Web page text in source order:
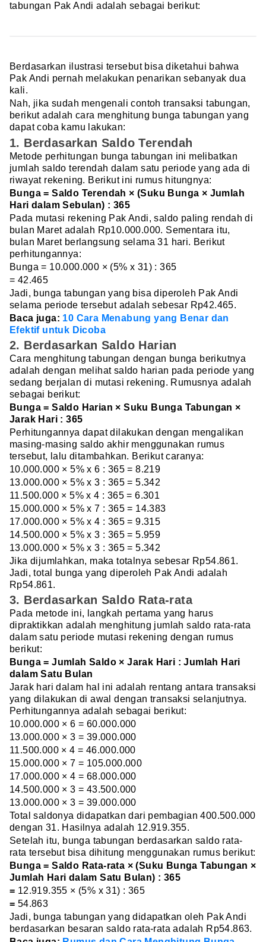
tabungan Pak Andi adalah sebagai berikut:
Berdasarkan ilustrasi tersebut bisa diketahui bahwa
Pak Andi pernah melakukan penarikan sebanyak dua
kali.
Nah, jika sudah mengenali contoh transaksi tabungan,
berikut adalah cara menghitung bunga tabungan yang
dapat coba kamu lakukan:
1. Berdasarkan Saldo Terendah
Metode perhitungan bunga tabungan ini melibatkan
jumlah saldo terendah dalam satu periode yang ada di
riwayat rekening. Berikut ini rumus hitungnya:
Bunga = Saldo Terendah × (Suku Bunga × Jumlah
Hari dalam Sebulan) : 365
Pada mutasi rekening Pak Andi, saldo paling rendah di
bulan Maret adalah Rp10.000.000. Sementara itu,
bulan Maret berlangsung selama 31 hari. Berikut
perhitungannya:
Bunga = 10.000.000 × (5% x 31) : 365
= 42.465
Jadi, bunga tabungan yang bisa diperoleh Pak Andi
selama periode tersebut adalah sebesar Rp42.465.
Baca juga: 10 Cara Menabung yang Benar dan
Efektif untuk Dicoba
2. Berdasarkan Saldo Harian
Cara menghitung tabungan dengan bunga berikutnya
adalah dengan melihat saldo harian pada periode yang
sedang berjalan di mutasi rekening. Rumusnya adalah
sebagai berikut:
Bunga = Saldo Harian × Suku Bunga Tabungan ×
Jarak Hari : 365
Perhitungannya dapat dilakukan dengan mengalikan
masing-masing saldo akhir menggunakan rumus
tersebut, lalu ditambahkan. Berikut caranya:
10.000.000 × 5% x 6 : 365 = 8.219
13.000.000 × 5% x 3 : 365 = 5.342
11.500.000 × 5% x 4 : 365 = 6.301
15.000.000 × 5% x 7 : 365 = 14.383
17.000.000 × 5% x 4 : 365 = 9.315
14.500.000 × 5% x 3 : 365 = 5.959
13.000.000 × 5% x 3 : 365 = 5.342
Jika dijumlahkan, maka totalnya sebesar Rp54.861.
Jadi, total bunga yang diperoleh Pak Andi adalah
Rp54.861.
3. Berdasarkan Saldo Rata-rata
Pada metode ini, langkah pertama yang harus
dipraktikkan adalah menghitung jumlah saldo rata-rata
dalam satu periode mutasi rekening dengan rumus
berikut:
Bunga = Jumlah Saldo × Jarak Hari : Jumlah Hari
dalam Satu Bulan
Jarak hari dalam hal ini adalah rentang antara transaksi
yang dilakukan di awal dengan transaksi selanjutnya.
Perhitungannya adalah sebagai berikut:
10.000.000 × 6 = 60.000.000
13.000.000 × 3 = 39.000.000
11.500.000 × 4 = 46.000.000
15.000.000 × 7 = 105.000.000
17.000.000 × 4 = 68.000.000
14.500.000 × 3 = 43.500.000
13.000.000 × 3 = 39.000.000
Total saldonya didapatkan dari pembagian 400.500.000
dengan 31. Hasilnya adalah 12.919.355.
Setelah itu, bunga tabungan berdasarkan saldo rata-
rata tersebut bisa dihitung menggunakan rumus berikut:
Bunga = Saldo Rata-rata × (Suku Bunga Tabungan ×
Jumlah Hari dalam Satu Bulan) : 365
= 12.919.355 × (5% x 31) : 365
= 54.863
Jadi, bunga tabungan yang didapatkan oleh Pak Andi
berdasarkan besaran saldo rata-rata adalah Rp54.863.